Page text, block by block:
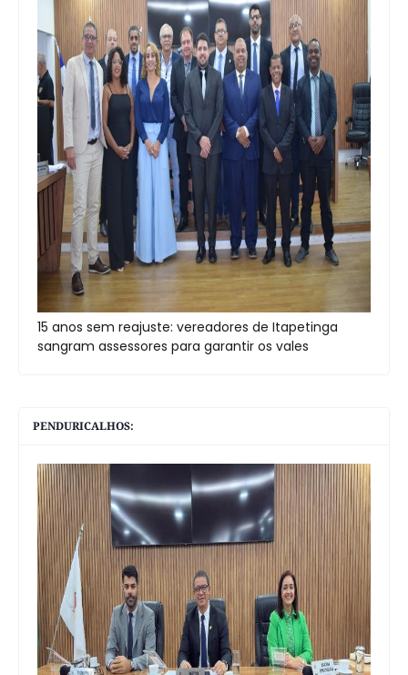
15 anos sem reajuste: vereadores de Itapetinga
sangram assessores para garantir os vales
PENDURICALHOS: